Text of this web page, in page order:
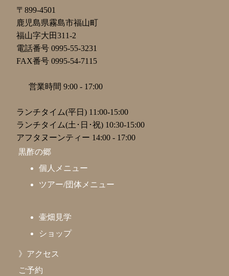
〒899-4501
鹿児島県霧島市福山町
福山字大田311-2
電話番号 0995-55-3231
FAX番号 0995-54-7115
営業時間 9:00 - 17:00
ランチタイム(平日) 11:00-15:00
ランチタイム(土･日･祝) 10:30-15:00
アフタヌーンティー 14:00 - 17:00
黒酢の郷
個人メニュー
ツアー/団体メニュー
壷畑見学
ショップ
》アクセス
ご予約